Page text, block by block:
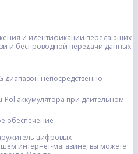
и идентификации передающих
и беспроводной передачи данных.
диапазон непосредственно
Pol аккумулятора при длительном
обеспечение
цифровых
интернет-магазине, вы можете